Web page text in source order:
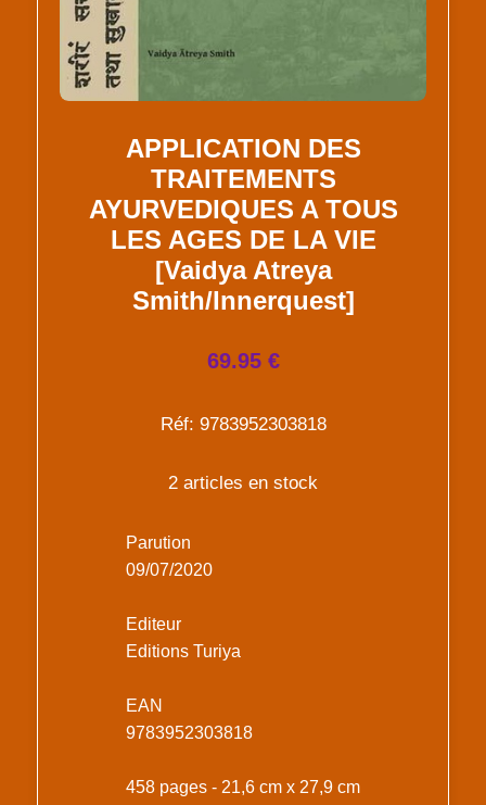
APPLICATION DES
TRAITEMENTS
AYURVEDIQUES A TOUS
LES AGES DE LA VIE
[Vaidya Atreya
Smith/Innerquest]
69.95 €
Réf: 9783952303818
2 articles en stock
Parution
09/07/2020
Editeur
Editions Turiya
EAN
9783952303818
458 pages - 21,6 cm x 27,9 cm